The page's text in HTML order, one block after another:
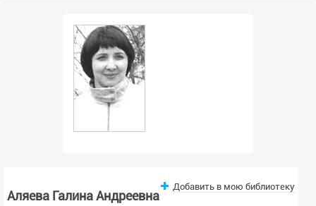
Аляева Галина Андреевна
Добавить в мою библиотеку